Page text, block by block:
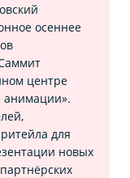
осеннее
центре
анимации».
для
новых